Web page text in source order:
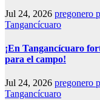
Jul 24, 2026 pregonero
Tangancícuaro
¡En Tangancícuaro
para el campo!
Jul 24, 2026 pregonero
Tangancícuaro